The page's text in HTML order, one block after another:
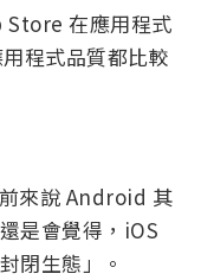
Store 在應用程式
程式品質都比較
來說 Android 其
是會覺得，iOS
閉生態」。